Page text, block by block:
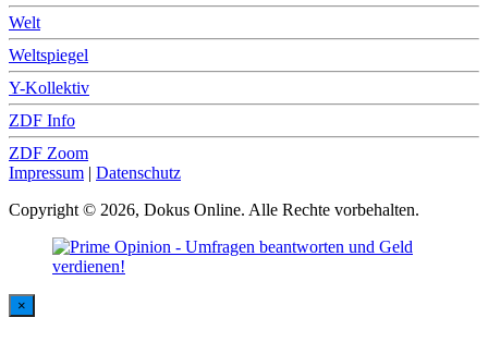
Welt
Weltspiegel
Y-Kollektiv
ZDF Info
ZDF Zoom
Impressum | Datenschutz
Copyright © 2026, Dokus Online. Alle Rechte vorbehalten.
×